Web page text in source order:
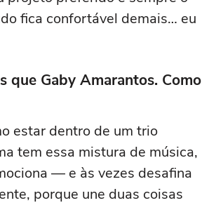
fica confortável demais… eu
que Gaby Amarantos. Como
estar dentro de um trio
tem essa mistura de música,
— e às vezes desafina
porque une duas coisas